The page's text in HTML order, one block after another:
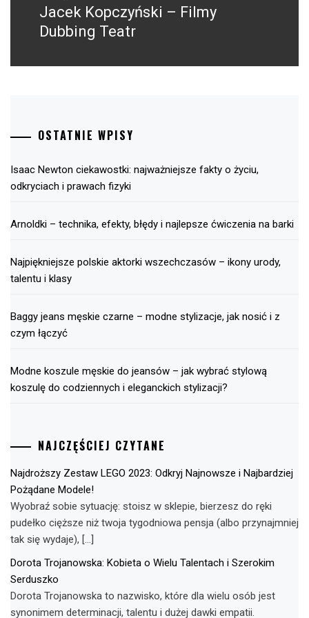
Następny
post:
Jacek Kopczyński – Filmy
Dubbing Teatr
OSTATNIE WPISY
Isaac Newton ciekawostki: najważniejsze fakty o życiu,
odkryciach i prawach fizyki
Arnoldki – technika, efekty, błędy i najlepsze ćwiczenia na barki
Najpiękniejsze polskie aktorki wszechczasów – ikony urody,
talentu i klasy
Baggy jeans męskie czarne – modne stylizacje, jak nosić i z
czym łączyć
Modne koszule męskie do jeansów – jak wybrać stylową
koszulę do codziennych i eleganckich stylizacji?
NAJCZĘŚCIEJ CZYTANE
Najdroższy Zestaw LEGO 2023: Odkryj Najnowsze i Najbardziej
Pożądane Modele!
Wyobraź sobie sytuację: stoisz w sklepie, bierzesz do ręki
pudełko cięższe niż twoja tygodniowa pensja (albo przynajmniej
tak się wydaje), […]
Dorota Trojanowska: Kobieta o Wielu Talentach i Szerokim
Serduszko
Dorota Trojanowska to nazwisko, które dla wielu osób jest
synonimem determinacji, talentu i dużej dawki empatii.